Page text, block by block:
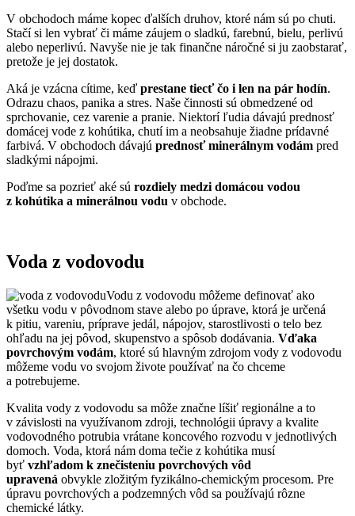
V obchodoch máme kopec ďalších druhov, ktoré nám sú po chuti.
Stačí si len vybrať či máme záujem o sladkú, farebnú, bielu, perlivú
alebo neperlivú. Navyše nie je tak finančne náročné si ju zaobstarať,
pretože je jej dostatok.
Aká je vzácna cítime, keď prestane tiecť čo i len na pár hodín.
Odrazu chaos, panika a stres. Naše činnosti sú obmedzené od
sprchovanie, cez varenie a pranie. Niektorí ľudia dávajú prednosť
domácej vode z kohútika, chutí im a neobsahuje žiadne prídavné
farbivá. V obchodoch dávajú prednosť minerálnym vodám pred
sladkými nápojmi.
Poďme sa pozrieť aké sú rozdiely medzi domácou vodou
z kohútika a minerálnou vodu v obchode.
Voda z vodovodu
Vodu z vodovodu môžeme definovať ako
všetku vodu v pôvodnom stave alebo po úprave, ktorá je určená
k pitiu, vareniu, príprave jedál, nápojov, starostlivosti o telo bez
ohľadu na jej pôvod, skupenstvo a spôsob dodávania. Vďaka
povrchovým vodám, ktoré sú hlavným zdrojom vody z vodovodu
môžeme vodu vo svojom živote používať na čo chceme
a potrebujeme.
Kvalita vody z vodovodu sa môže značne líšiť regionálne a to
v závislosti na využívanom zdroji, technológii úpravy a kvalite
vodovodného potrubia vrátane koncového rozvodu v jednotlivých
domoch. Voda, ktorá nám doma tečie z kohútika musí
byť vzhľadom k znečisteniu povrchových vôd
upravená obvykle zložitým fyzikálno-chemickým procesom. Pre
úpravu povrchových a podzemných vôd sa používajú rôzne
chemické látky.